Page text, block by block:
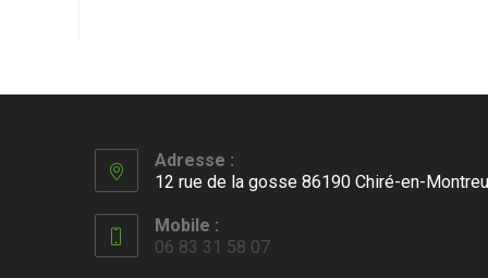
Adresse :
12 rue de la gosse 86190 Chiré-en-
Mobile :
06 83 31 58 07